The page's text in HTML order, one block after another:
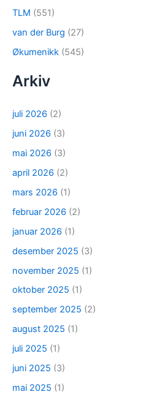
TLM (551)
van der Burg (27)
Økumenikk (545)
Arkiv
juli 2026 (2)
juni 2026 (3)
mai 2026 (3)
april 2026 (2)
mars 2026 (1)
februar 2026 (2)
januar 2026 (1)
desember 2025 (3)
november 2025 (1)
oktober 2025 (1)
september 2025 (2)
august 2025 (1)
juli 2025 (1)
juni 2025 (3)
mai 2025 (1)